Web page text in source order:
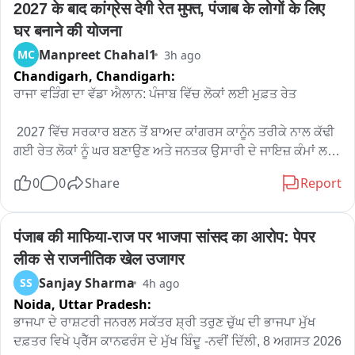
2027 के बाद कांग्रेस देगी रेत मुफ्त, पंजाब के लोगों के लिए
घर बनाने की योजना
MC Manpreet Chahal1 3h ago
Chandigarh, Chandigarh:
ਰਾਜਾ ਵੜਿੰਗ ਦਾ ਵੱਡਾ ਐਲਾਨ: ਪੰਜਾਬ ਵਿੱਚ ਲੋਕਾਂ ਲਈ ਮੁਫ਼ਤ ਰੇਤ
2027 ਵਿੱਚ ਸਰਕਾਰ ਬਣਨ ਤੋਂ ਬਾਅਦ ਕਾਂਗਰਸ ਕਾਨੂੰਨ ਤਰੀਕੇ ਨਾਲ ਕੱਢੀ
ਗਈ ਰੇਤ ਲੋਕਾਂ ਨੂੰ ਘਰ ਬਣਾਉਣ ਅਤੇ ਜਨਤਕ ਉਸਾਰੀ ਦੇ ਜਾਇਜ਼ ਕੰਮਾਂ ਲਈ
ਰਾਜਾ ਵੜਿੰਗ ਨੇ ਅੱਜ ਲੋਕ ਹਿਤ ਨਾਲ ਜੁੜਿਆ ਇੱਕ ਵੱਡਾ ਐਲਾਨ ਕਰਦਿਆਂ
ਕਿਹਾ ਕਿ 2027 ਵਿੱਚ ਕਾਂਗਰਸ ਦੀ ਸਰਕਾਰ ਬਣਨ ਤੋਂ ਬਾਅਦ ਕਾਨੂੰਨ
ਤਰੀਕੇ ਨਾਲ ਕੱਢੀ ਗਈ ਰੇਤ ਲੋਕਾਂ ਨੂੰ ਘਰ ਬਣਾਉਣ ਅਤੇ ਜਨਤਕ ਉਸਾਰੀ ਦੇ
ਜਾਇਜ਼ ਕੰਮਾਂ ਲਈ ਮੁਫ਼ਤ ਦਿੱਤੀ ਜਾਵੇਗੀ। ਇਸ ਦਾ ਮਕਸਦ ਪੰਜਾਬ ਦੇ
ਕੁਦਰਤੀ ਸਰੋਤਾਂ ਦਾ ਸਿੱਧਾ ਫਾਇਦਾ ਪੰਜਾਬ ਦੇ ਲੋਕਾਂ ਤੱਕ ਪਹੁੰਚਾਉਣਾ ਹੈ।
ਕਾਂਗਰਸ ਦੀ 2027 ਵਿੱਚ ਸਰਕਾਰ ਬਣਨ ਤੋਂ ਬਾਅਦ ਲਾਗੂ ਕੀਤੀ ਜਾਣ
0 0 Share Report
पंजाब की माफिया-राज पर भाजपा सांसद का आरोप: पेपर
लीक से राजनीतिक खेल उजागर
SS Sanjay Sharma 4h ago
Noida, Uttar Pradesh:
ਭਾਜਪਾ ਦੇ ਰਾਸ਼ਟਰੀ ਜਨਰਲ ਸਕੱਤਰ ਸ਼੍ਰੀ ਤਰੁਣ ਚੁੱਘ ਦੀ ਭਾਜਪਾ ਮੁੱਖ
ਦਫ਼ਤਰ ਵਿਖੇ ਪ੍ਰੈੱਸ ਕਾਨਫਰੰਸ ਦੇ ਮੁੱਖ ਬਿੰਦੂ -ਨਵੀਂ ਦਿੱਲੀ, 8 ਅਗਸਤ 2026